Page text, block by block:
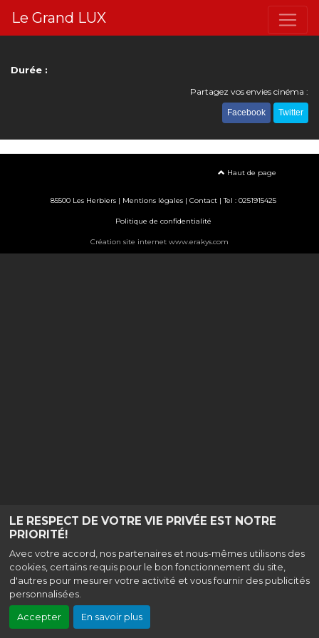
LE RESPECT DE VOTRE VIE PRIVÉE EST NOTRE
PRIORITÉ!
Avec votre accord, nos partenaires et nous-mêmes utilisons des
cookies, certains requis pour le bon fonctionnement du site,
d'autres pour mesurer votre activité et vous fournir des publicités
personnalisées.
Accepter En savoir plus
Le Grand LUX
Durée :
Partagez vos envies cinéma :
Facebook Twitter
Haut de page
85500 Les Herbiers | Mentions légales| Contact| Tel : 0251915425
Politique de confidentialité
Création site internet www.erakys.com